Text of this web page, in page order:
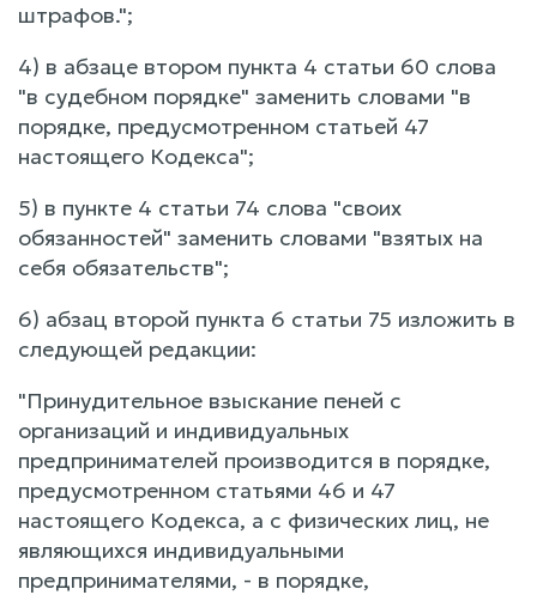
штрафов.";
4) в абзаце втором пункта 4 статьи 60 слова
"в судебном порядке" заменить словами "в
порядке, предусмотренном статьей 47
настоящего Кодекса";
5) в пункте 4 статьи 74 слова "своих
обязанностей" заменить словами "взятых на
себя обязательств";
6) абзац второй пункта 6 статьи 75 изложить в
следующей редакции:
"Принудительное взыскание пеней с
организаций и индивидуальных
предпринимателей производится в порядке,
предусмотренном статьями 46 и 47
настоящего Кодекса, а с физических лиц, не
являющихся индивидуальными
предпринимателями, - в порядке,